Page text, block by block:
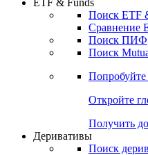
Откройте
Получить
ETF & Funds
Сравнение
Поиск
Попробуйте
Откройте